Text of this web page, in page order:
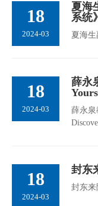
18
2024-03
夏海
系统》
夏海生
18
2024-03
薛永
薛永泉
18
2024-03
封东
封东来